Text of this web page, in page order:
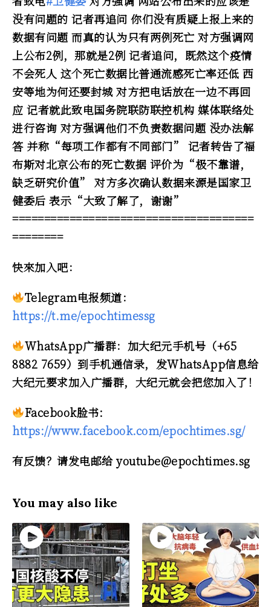
没有问题的 记者再追问 你们没有质疑上报上来的
数据有问题 而真的认为只有两例死亡 对方强调网
上公布2例，那就是2例 记者追问，既然这个疫情
不会死人 这个死亡数据比普通流感死亡率还低 西
安等地为何还要封城 对方把电话放在一边不再回
应 记者就此致电国务院联防联控机构 媒体联络处
进行咨询 对方强调他们不负责数据问题 没办法解
答 并称“每项工作都有不同部门” 记者转告了福
布斯对北京公布的死亡数据 评价为“极不靠谱，
缺乏研究价值” 对方多次确认数据来源是国家卫
健委后 表示“大致了解了，谢谢”
======================================
========
快來加入吧：
Telegram电报频道：
https://t.me/epochtimessg
WhatsApp广播群：加大纪元手机号（+65
8882 7659）到手机通信录，发WhatsApp信息给
大纪元要求加入广播群，大纪元就会把您加入了！
Facebook脸书:
https://www.facebook.com/epochtimes.sg/
有反馈？请发电邮给 youtube@epochtimes.sg
You may also like